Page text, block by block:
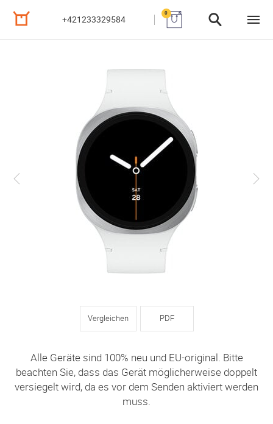
+421233329584
0
Vergleichen PDF
Alle Geräte sind 100% neu und EU-original. Bitte
beachten Sie, dass das Gerät möglicherweise doppelt
versiegelt wird, da es vor dem Senden aktiviert werden
muss.